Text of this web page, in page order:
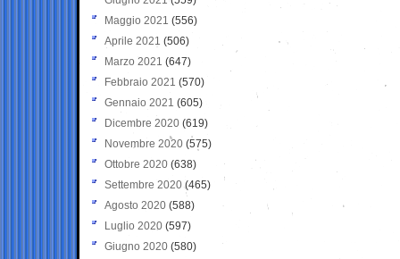
Maggio 2021 (556)
Aprile 2021 (506)
Marzo 2021 (647)
Febbraio 2021 (570)
Gennaio 2021 (605)
Dicembre 2020 (619)
Novembre 2020 (575)
Ottobre 2020 (638)
Settembre 2020(465)
Agosto 2020 (588)
Luglio 2020 (597)
Giugno 2020 (580)